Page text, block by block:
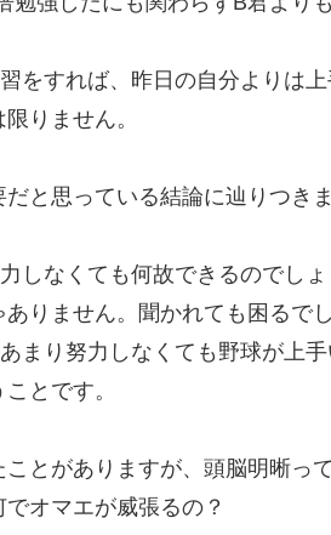
をすれば、昨日の自分よりは
りません。
と思っている結論に辿りつきま
しなくても何故できるのでしょ
りません。聞かれても困るでし
まり努力しなくても野球が上
とです。
ことがありますが、頭脳明晰っ
オマエが威張るの？